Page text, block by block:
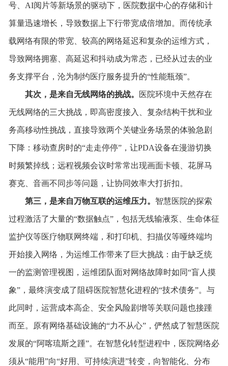
号、AI阅片等新场景的驱动下，医院数据中心的存储和计
算量迅速增长，导致数据上下行带宽成倍增加。而传统承
载网络有限的带宽、较高的网络延迟和复杂的运维方式，
导致网络拥塞、高延迟和抖动成为常态，已经从过去的业
务支撑平台，沦为制约医疗服务提升的“性能瓶颈”。
其次，是来自无线网络的挑战。 医院环境中天然存在
无线网络的三大挑战，即高密度接入、复杂结构干扰和业
务高移动性挑战，直接导致两个关键业务场景的体验急剧
下降：移动查房时的“走走停停”，让PDA设备在漫游切换
时频繁掉线；远程视频会议时常常出现画面卡顿、花屏马
赛克、音画不同步等问题，让协同效率大打折扣。
第三，是来自万物互联的运维压力。 智慧医院的探索
过程激活了大量的“数据触点”，包括无线输液泵、生命体征
监护仪等医疗物联网终端，和打印机、扫描仪等哑终端均
开始接入网络，为运维工作带来了巨大挑战：由于缺乏统
一的监测管理视图，运维团队面对网络故障时如同“盲人摸
象”，最终演变成了阻碍医院智慧化进程的“技术债务”。与
此同时，运营成本高企、安全风险剧增等关联问题也接踵
而至。原有网络基础设施的“力不从心”，俨然成了智慧医院
发展的“阿喀琉斯之踵”。在智慧化转型进程中，医院网络必
须从“能用”向“好用、可持续演进”转变，向智能化、分布